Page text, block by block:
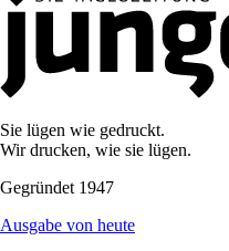
Sie lügen wie gedruckt.
Wir drucken, wie sie lügen.
Gegründet 1947
Ausgabe von heute